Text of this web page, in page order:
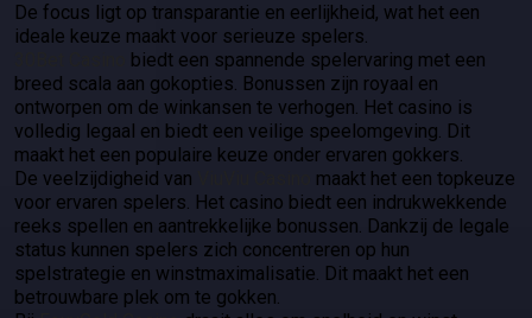
De focus ligt op transparantie en eerlijkheid, wat het een
ideale keuze maakt voor serieuze spelers.
biedt een spannende spelervaring met een
breed scala aan gokopties. Bonussen zijn royaal en
ontworpen om de winkansen te verhogen. Het casino is
volledig legaal en biedt een veilige speelomgeving. Dit
maakt het een populaire keuze onder ervaren gokkers.
De veelzijdigheid van
maakt het een topkeuze
voor ervaren spelers. Het casino biedt een indrukwekkende
reeks spellen en aantrekkelijke bonussen. Dankzij de legale
status kunnen spelers zich concentreren op hun
spelstrategie en winstmaximalisatie. Dit maakt het een
betrouwbare plek om te gokken.